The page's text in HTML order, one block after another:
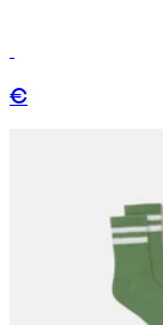
€